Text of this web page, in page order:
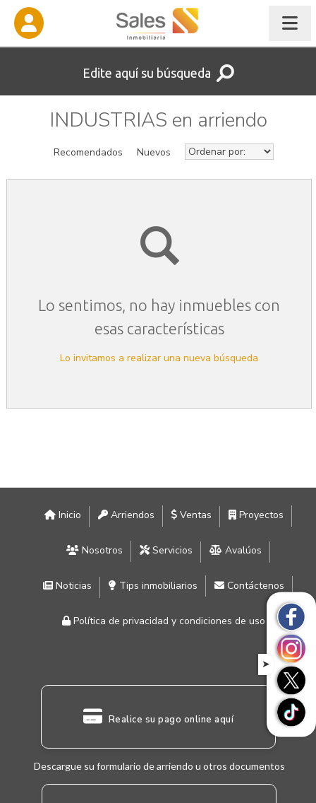
Edite aquí su búsqueda
INDUSTRIAS en arriendo
Recomendados Nuevos
Lo sentimos, no hay inmuebles con
esas características
Lo invitamos a realizar una nueva búsqueda
Inicio Arriendos Ventas Proyectos
Nosotros Servicios Avalúos
Noticias Tips inmobiliarios Contáctenos
Política de privacidad y condiciones de uso
Realice su pago online aquí
Descargue su formulario de arriendo u otros documentos
➤